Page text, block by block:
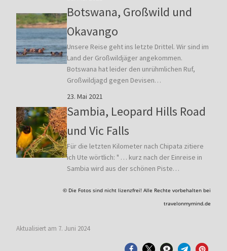
Botswana, Großwild und
Okavango
Unsere Reise geht ins letzte Drittel. Wir sind im
Land der Großwildjäger angekommen.
Botswana hat leider den unrühmlichen Ruf,
Großwildjagd gegen Devisen…
23. Mai 2021
Sambia, Leopard Hills Road
und Vic Falls
Für die letzten Kilometer nach Chipata zitiere
ich Ute wörtlich: " … kurz nach der Einreise in
Sambia wird aus der schönen Piste…
© Die Fotos sind nicht lizenzfrei! Alle Rechte vorbehalten bei
travelonmymind.de
Aktualisiert am 7. Juni 2024